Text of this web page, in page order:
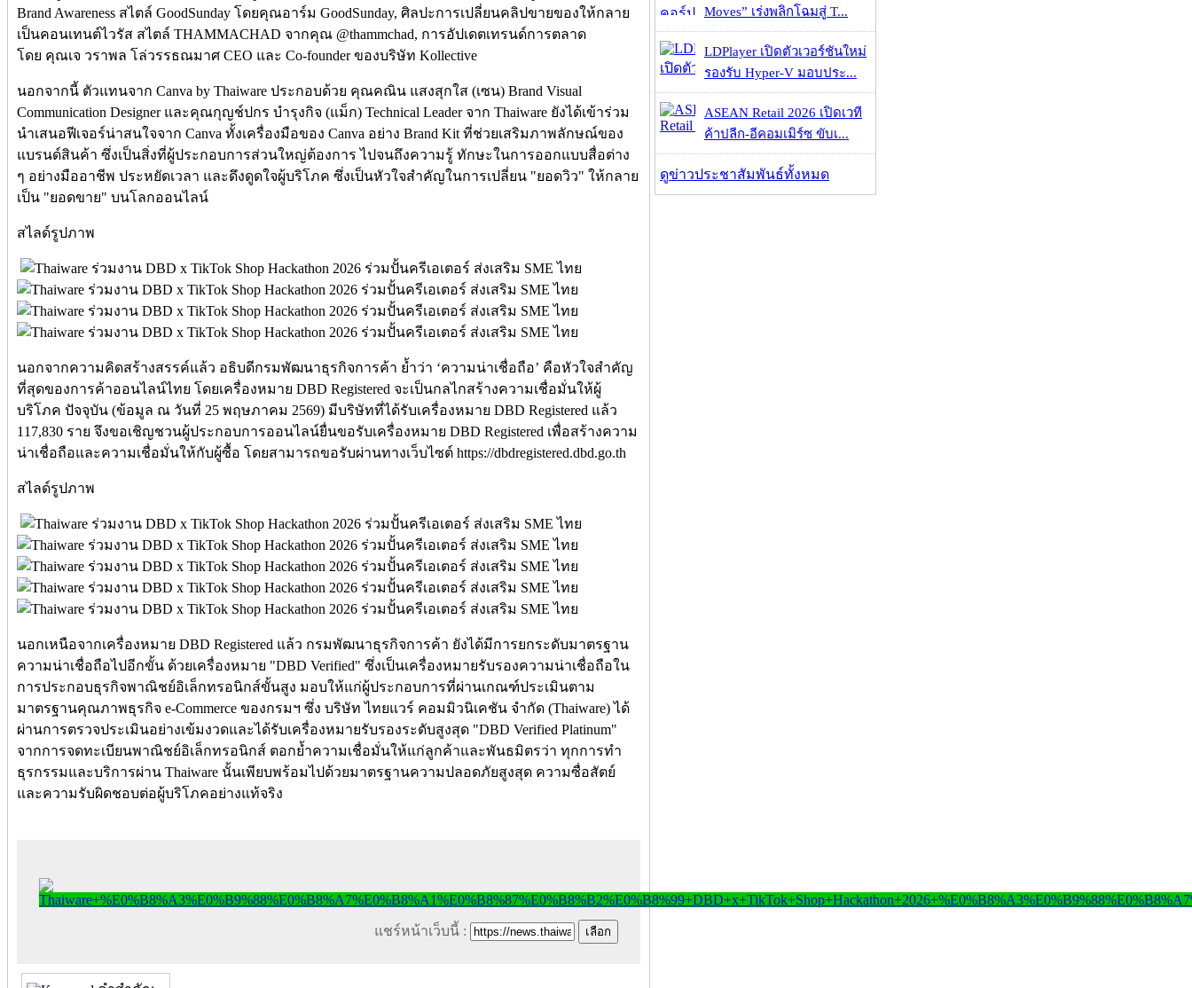
Brand Awareness สไตล์ GoodSunday โดยคุณอาร์ม GoodSunday, ศิลปะการเปลี่ยนคลิปขายของให้กลาย
เป็นคอนเทนต์ไวรัส สไตล์ THAMMACHAD จากคุณ @thammchad, การอัปเดตเทรนด์การตลาด
โดย คุณเจ วราพล โล่วรรธณมาศ CEO และ Co-founder ของบริษัท Kollective
นอกจากนี้ ตัวแทนจาก Canva by Thaiware ประกอบด้วย คุณคณิน แสงสุกใส (เซน) Brand Visual
Communication Designer และคุณกุญช์ปกร บำรุงกิจ (แม็ก) Technical Leader จาก Thaiware ยังได้เข้าร่วม
นำเสนอฟีเจอร์น่าสนใจจาก Canva ทั้งเครื่องมือของ Canva อย่าง Brand Kit ที่ช่วยเสริมภาพลักษณ์ของ
แบรนด์สินค้า ซึ่งเป็นสิ่งที่ผู้ประกอบการส่วนใหญ่ต้องการ ไปจนถึงความรู้ ทักษะในการออกแบบสื่อต่าง
ๆ อย่างมืออาชีพ ประหยัดเวลา และดึงดูดใจผู้บริโภค ซึ่งเป็นหัวใจสำคัญในการเปลี่ยน "ยอดวิว" ให้กลาย
เป็น "ยอดขาย" บนโลกออนไลน์
สไลด์รูปภาพ
นอกจากความคิดสร้างสรรค์แล้ว อธิบดีกรมพัฒนาธุรกิจการค้า ย้ำว่า ‘ความน่าเชื่อถือ’ คือหัวใจสำคัญ
ที่สุดของการค้าออนไลน์ไทย โดยเครื่องหมาย DBD Registered จะเป็นกลไกสร้างความเชื่อมั่นให้ผู้
บริโภค ปัจจุบัน (ข้อมูล ณ วันที่ 25 พฤษภาคม 2569) มีบริษัทที่ได้รับเครื่องหมาย DBD Registered แล้ว
117,830 ราย จึงขอเชิญชวนผู้ประกอบการออนไลน์ยื่นขอรับเครื่องหมาย DBD Registered เพื่อสร้างความ
น่าเชื่อถือและความเชื่อมั่นให้กับผู้ซื้อ โดยสามารถขอรับผ่านทางเว็บไซต์ https://dbdregistered.dbd.go.th
สไลด์รูปภาพ
นอกเหนือจากเครื่องหมาย DBD Registered แล้ว กรมพัฒนาธุรกิจการค้า ยังได้มีการยกระดับมาตรฐาน
ความน่าเชื่อถือไปอีกขั้น ด้วยเครื่องหมาย "DBD Verified" ซึ่งเป็นเครื่องหมายรับรองความน่าเชื่อถือใน
การประกอบธุรกิจพาณิชย์อิเล็กทรอนิกส์ขั้นสูง มอบให้แก่ผู้ประกอบการที่ผ่านเกณฑ์ประเมินตาม
มาตรฐานคุณภาพธุรกิจ e-Commerce ของกรมฯ ซึ่ง บริษัท ไทยแวร์ คอมมิวนิเคชัน จำกัด (Thaiware) ได้
ผ่านการตรวจประเมินอย่างเข้มงวดและได้รับเครื่องหมายรับรองระดับสูงสุด "DBD Verified Platinum"
จากการจดทะเบียนพาณิชย์อิเล็กทรอนิกส์ ตอกย้ำความเชื่อมั่นให้แก่ลูกค้าและพันธมิตรว่า ทุกการทำ
ธุรกรรมและบริการผ่าน Thaiware นั้นเพียบพร้อมไปด้วยมาตรฐานความปลอดภัยสูงสุด ความซื่อสัตย์
และความรับผิดชอบต่อผู้บริโภคอย่างแท้จริง
แชร์หน้าเว็บนี้ :
Moves” เร่งพลิกโฉมสู่ T...
LDPlayer เปิดตัวเวอร์ชันใหม่
รองรับ Hyper-V มอบประ...
ASEAN Retail 2026 เปิดเวที
ค้าปลีก-อีคอมเมิร์ซ ขับเ...
ดูข่าวประชาสัมพันธ์ทั้งหมด